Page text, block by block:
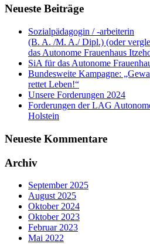
Neueste Beiträge
Sozialpädagogin / -arbeiterin
(B. A. /M. A./ Dipl.) (oder
das Autonome Frauenhaus
SiA für das Autonome
Bundesweite Kampagne:
rettet Leben!“
Unsere Forderungen 2024
Forderungen der LAG
Holstein
Neueste Kommentare
Archiv
September 2025
August 2025
Oktober 2024
Oktober 2023
Februar 2023
Mai 2022